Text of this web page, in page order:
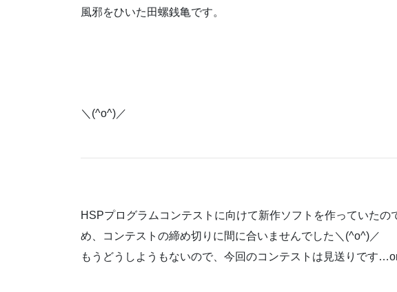
風邪をひいた田螺銭亀です。
＼(^o^)／
HSPプログラムコンテストに向けて新作ソフトを作っていたの
め、コンテストの締め切りに間に合いませんでした＼(^o^)／
もうどうしようもないので、今回のコンテストは見送りです